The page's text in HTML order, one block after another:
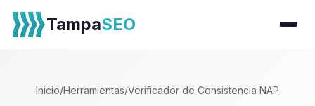
TampaSEO
Inicio/Herramientas/Verificador de Consistencia NAP